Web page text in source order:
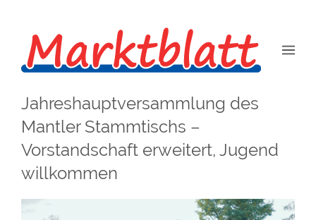
Jahreshauptversammlung des
Mantler Stammtischs –
Vorstandschaft erweitert, Jugend
willkommen